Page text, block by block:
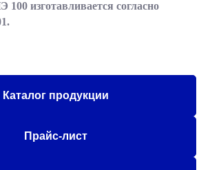
изготавливается согласно
Каталог продукции
Прайс-лист